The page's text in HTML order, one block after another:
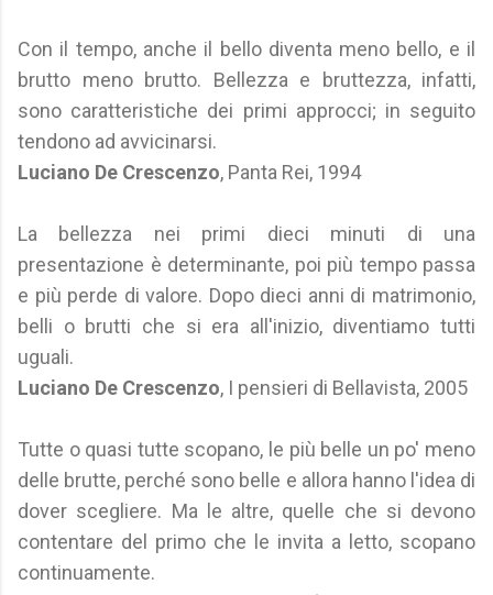
Con il tempo, anche il bello diventa meno bello, e il
brutto meno brutto. Bellezza e bruttezza, infatti,
sono caratteristiche dei primi approcci; in seguito
tendono ad avvicinarsi.
Luciano De Crescenzo, Panta Rei, 1994
La bellezza nei primi dieci minuti di una
presentazione è determinante, poi più tempo passa
e più perde di valore. Dopo dieci anni di matrimonio,
belli o brutti che si era all'inizio, diventiamo tutti
uguali.
Luciano De Crescenzo, I pensieri di Bellavista, 2005
Tutte o quasi tutte scopano, le più belle un po' meno
delle brutte, perché sono belle e allora hanno l'idea di
dover scegliere. Ma le altre, quelle che si devono
contentare del primo che le invita a letto, scopano
continuamente.